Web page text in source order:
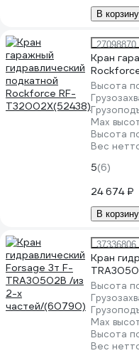
В корзину
27098870
Кран
Высота
Мах
Высота
Вес
5(6)
24 674 ₽
В корзину
37336806
Кран
Высота
Мах
Высота
Вес